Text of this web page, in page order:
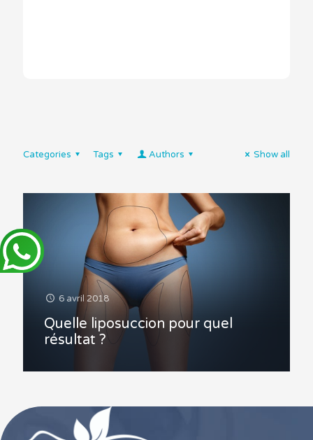
Categories Tags Authors Show all
6 avril 2018
Quelle liposuccion pour quel
résultat ?